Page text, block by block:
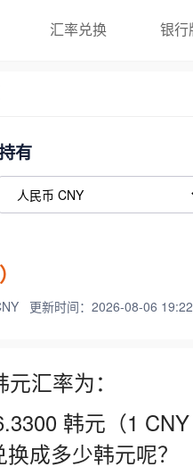
汇率兑换 银行
有
更新时间：2026-08-06
汇率为：
韩元（1
成多少韩元呢？